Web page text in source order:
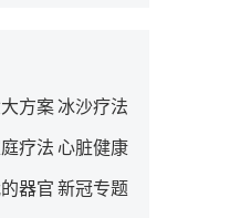
方案冰沙疗法
疗法 心脏健康
器官 新冠专题